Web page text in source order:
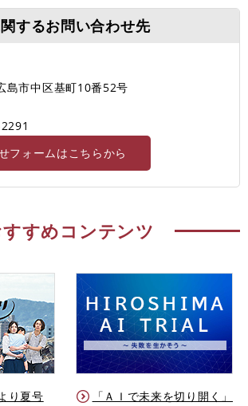
するお問い合わせ先
島市中区基町10番52号
フォームはこちらから
すめコンテンツ
り夏号
「ＡＩで未来を切り開く」